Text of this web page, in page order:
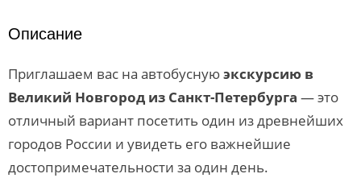
Описание
Приглашаем вас на автобуснуюэкскурсию в
Великий Новгород из Санкт-Петербурга — это
отличный вариант посетить один из древнейших
городов России и увидеть его важнейшие
достопримечательности за один день.